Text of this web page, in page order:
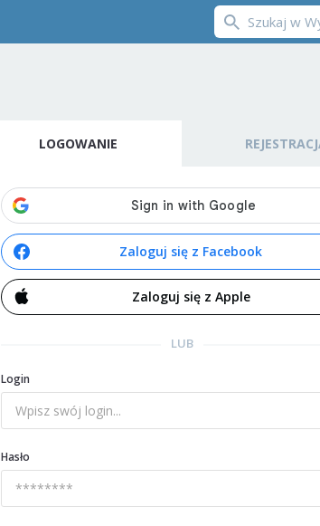
LOGOWANIE
Zaloguj się z Facebook
Zaloguj się z Apple
LUB
Login
Hasło